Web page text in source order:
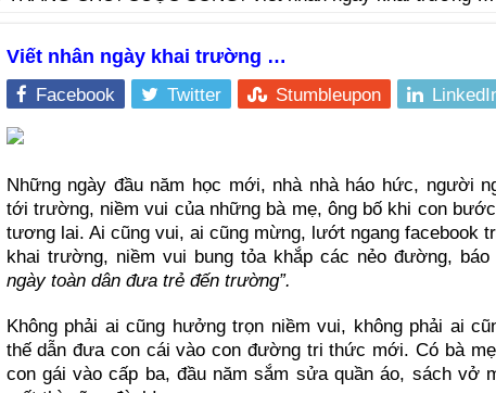
Viết nhân ngày khai trường …
Facebook Twitter Stumbleupon
Những ngày đầu năm học mới, nhà nhà háo hức, người
tới trường, niềm vui của những bà mẹ, ông bố khi con
tương lai. Ai cũng vui, ai cũng mừng, lướt ngang facebook
khai trường, niềm vui bung tỏa khắp các nẻo đường,
ngày toàn dân đưa trẻ đến trường”.
Không phải ai cũng hưởng trọn niềm vui, không phải ai
thế dẫn đưa con cái vào con đường tri thức mới. Có bà
con gái vào cấp ba, đầu năm sắm sửa quần áo, sách vở